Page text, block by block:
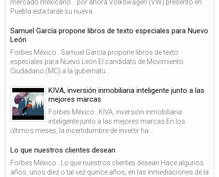
mercado mexicano… por ahora Volkswagen (VW) presentó en
Puebla esta tarde su nueva...
Samuel García propone libros de texto especiales para Nuevo
León
Forbes México . Samuel García propone libros de texto
especiales para Nuevo León El candidato de Movimiento
Ciudadano (MC) a la gubernatu...
KIVA, inversión inmobiliaria inteligente junto a las
mejores marcas
Forbes México . KIVA, inversión inmobiliaria
inteligente junto a las mejores marcas En los
últimos meses, la incertidumbre de invertir ha...
Lo que nuestros clientes desean
Forbes México . Lo que nuestros clientes desean Hace algunos
años, unos diez o tal vez quince años, en las inmediaciones de la